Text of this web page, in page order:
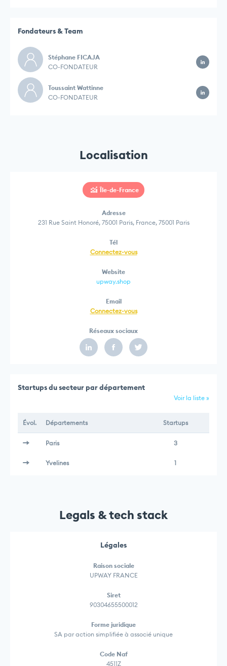
Fondateurs & Team
Stéphane FICAJA
CO-FONDATEUR
Toussaint Wattinne
CO-FONDATEUR
Localisation
Île-de-France
Adresse
231 Rue Saint Honoré, 75001 Paris, France, 75001 Paris
Tél
Connectez-vous
Website
upway.shop
Email
Connectez-vous
Réseaux sociaux
Startups du secteur par département
Voir la liste »
Évol. Départements Startups
Paris 3
Yvelines 1
Legals & tech stack
Légales
Raison sociale
UPWAY FRANCE
Siret
90304655500012
Forme juridique
SA par action simplifiée à associé unique
Code Naf
4511Z